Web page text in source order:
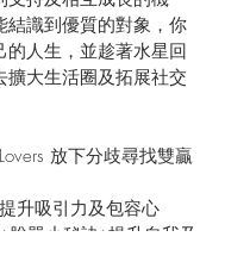
結識到優質的對象，你
的人生，並趁著水星回
擴大生活圈及拓展社交
放下分歧尋找雙贏
升吸引力及包容心
脫單小秘訣♦提升自我及